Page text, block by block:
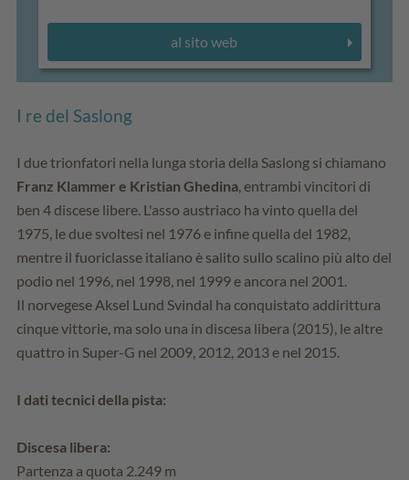
al sito web
I re del Saslong
I due trionfatori nella lunga storia della Saslong si chiamano
Franz Klammer e Kristian Ghedina, entrambi vincitori di
ben 4 discese libere. L'asso austriaco ha vinto quella del
1975, le due svoltesi nel 1976 e infine quella del 1982,
mentre il fuoriclasse italiano è salito sullo scalino più alto del
podio nel 1996, nel 1998, nel 1999 e ancora nel 2001.
Il norvegese Aksel Lund Svindal ha conquistato addirittura
cinque vittorie, ma solo una in discesa libera (2015), le altre
quattro in Super-G nel 2009, 2012, 2013 e nel 2015.
I dati tecnici della pista:
Discesa libera:
Partenza a quota 2.249 m